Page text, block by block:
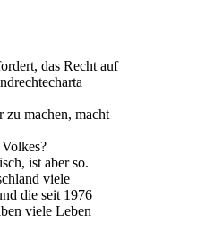
das Recht auf
zu machen, macht
ist aber so.
viele
die seit 1976
viele Leben